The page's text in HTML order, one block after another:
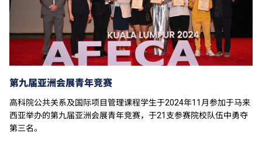
第九届亚洲会展青年竞赛
高科院公共关系及国际项目管理课程学生于2024年11月参加于马来
西亚举办的第九届亚洲会展青年竞赛，于21支参赛院校队伍中勇夺
第三名。